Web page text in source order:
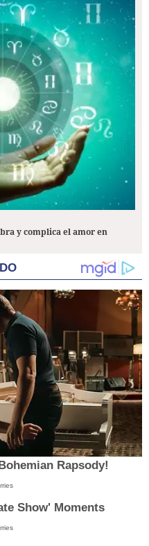
y complica el amor en
Rapsody!
Show' Moments